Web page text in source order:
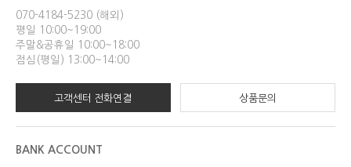
070-4184-5230 (해외)
평일 10:00~19:00
주말&공휴일 10:00~18:00
점심(평일) 13:00~14:00
고객센터 전화연결 상품문의
BANK ACCOUNT